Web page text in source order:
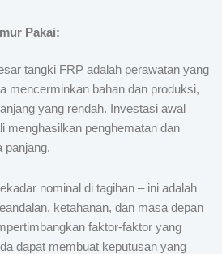
Pakai:
tangki FRP adalah perawatan yang
mencerminkan bahan dan produksi,
yang rendah. Investasi awal
menghasilkan penghematan dan
panjang.
nominal di tagihan – ini adalah
ketahanan, dan masa depan
faktor-faktor yang
dapat membuat keputusan yang